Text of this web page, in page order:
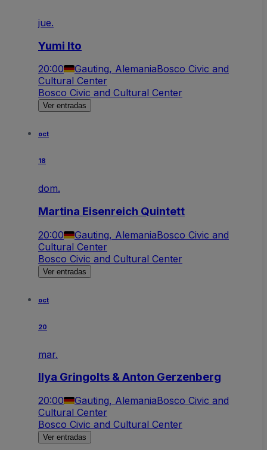
jue.
Yumi Ito
20:00 Gauting, AlemaniaBosco Civic and
Cultural Center
Bosco Civic and Cultural Center
Ver entradas
oct
18
dom.
Martina Eisenreich Quintett
20:00 Gauting, AlemaniaBosco Civic and
Cultural Center
Bosco Civic and Cultural Center
Ver entradas
oct
20
mar.
Ilya Gringolts & Anton Gerzenberg
20:00 Gauting, AlemaniaBosco Civic and
Cultural Center
Bosco Civic and Cultural Center
Ver entradas